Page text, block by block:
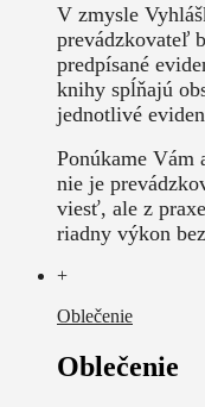
V zmysle
prevádzkovateľ
predpísané
knihy spĺňajú
jednotlivé
Ponúkame Vám
nie je
viesť, ale z
riadny výkon
+
Oblečenie
Oblečenie